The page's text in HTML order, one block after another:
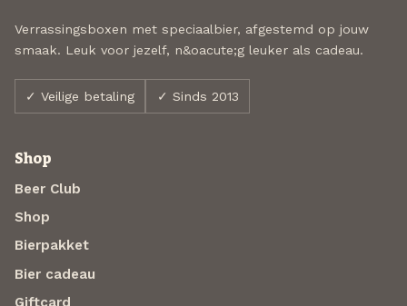
Verrassingsboxen met speciaalbier, afgestemd op jouw
smaak. Leuk voor jezelf, n&oacute;g leuker als cadeau.
✓ Veilige betaling ✓ Sinds 2013
Shop
Beer Club
Shop
Bierpakket
Bier cadeau
Giftcard